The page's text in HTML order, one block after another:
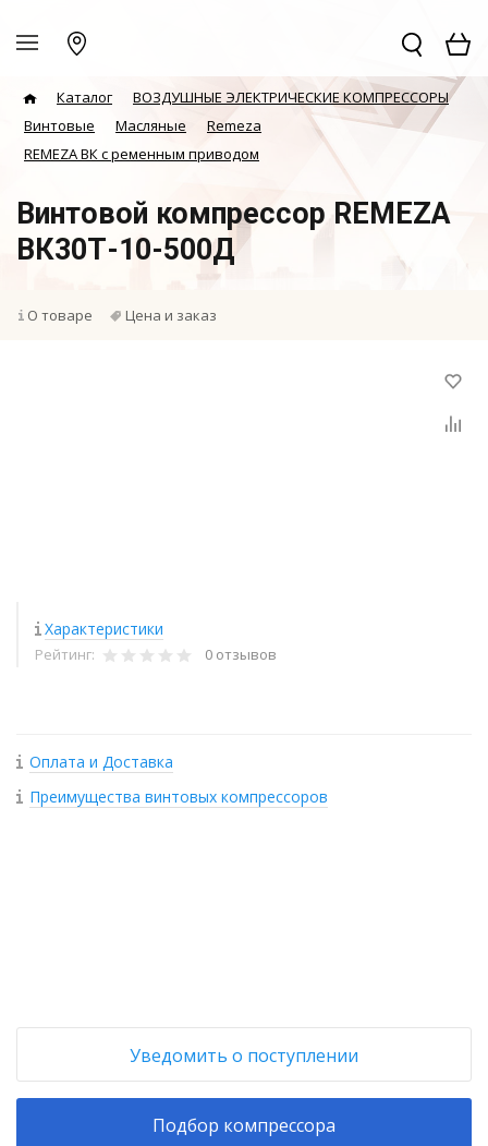
Каталог
ВОЗДУШНЫЕ ЭЛЕКТРИЧЕСКИЕ КОМПРЕССОРЫ
Винтовые
Масляные
Remeza
REMEZA ВК с ременным приводом
Винтовой компрессор REMEZA
ВК30Т-10-500Д
О товаре Цена и заказ
Характеристики
Рейтинг: 0 отзывов
Оплата и Доставка
Преимущества винтовых компрессоров
Уведомить о поступлении
Подбор компрессора